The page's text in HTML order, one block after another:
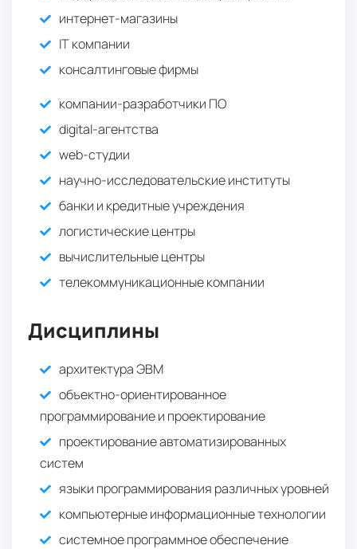
интернет-магазины
IT компании
консалтинговые фирмы
компании-разработчики ПО
digital-агентства
web-студии
научно-исследовательские институты
банки и кредитные учреждения
логистические центры
вычислительные центры
телекоммуникационные компании
Дисциплины
архитектура ЭВМ
объектно-ориентированное
программирование и проектирование
проектирование автоматизированных
систем
языки программирования различных уровней
компьютерные информационные технологии
системное программное обеспечение